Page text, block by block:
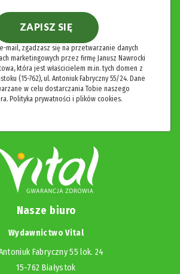
ZAPISZ SIĘ
mail, zgadzasz się na przetwarzanie danych
marketingowych przez firmę Janusz Nawrocki
która jest właścicielem m.in. tych domen z
(15-762), ul. Antoniuk Fabryczny 55/24. Dane
w celu dostarczania Tobie naszego
Polityka prywatności i plików cookies.
Nasze biuro
Wydawnictwo Vital
Fabryczny 55 lok. 24
15-762 Białystok